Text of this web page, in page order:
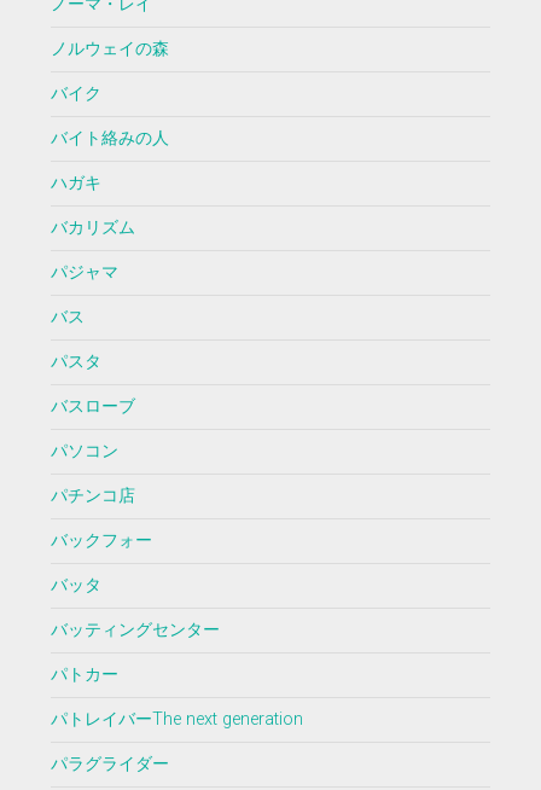
ノーマ・レイ
ノルウェイの森
バイク
バイト絡みの人
ハガキ
バカリズム
パジャマ
バス
パスタ
バスローブ
パソコン
パチンコ店
バックフォー
バッタ
バッティングセンター
パトカー
パトレイバーThe next generation
パラグライダー